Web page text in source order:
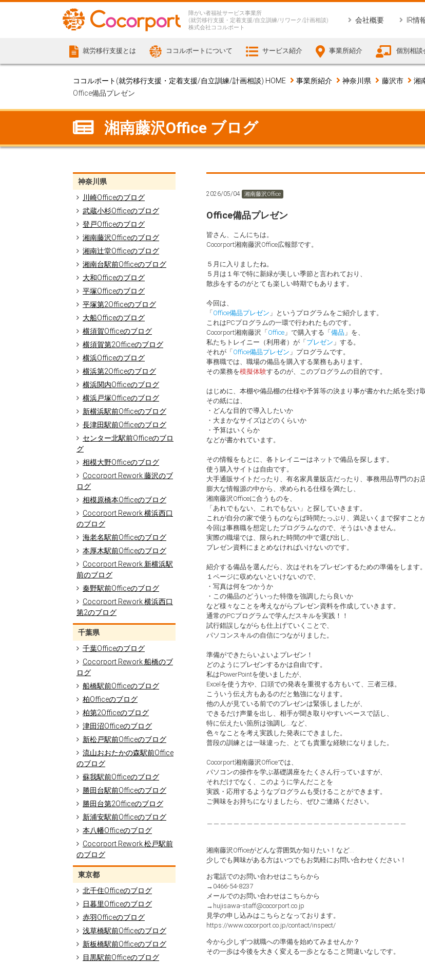
障がい者福祉サービス事業所
(就労移行支援・定着支援/自立訓練/リワーク/計画相談)
株式会社ココルポート
会社概要 IR情
就労移行支援とは ココルポートについて サービス紹介 事業所紹介 個別相談
ココルポート(就労移行支援・定着支援/自立訓練/計画相談) HOME 事業所紹介 神奈川県 藤沢市 湘
Office備品プレゼン
湘南藤沢Office ブログ
神奈川県
川崎Officeのブログ
武蔵小杉Officeのブログ
登戸Officeのブログ
湘南藤沢Officeのブログ
湘南辻堂Officeのブログ
湘南台駅前Officeのブログ
大和Officeのブログ
平塚Officeのブログ
平塚第2Officeのブログ
大船Officeのブログ
横須賀Officeのブログ
横須賀第2Officeのブログ
横浜Officeのブログ
横浜第2Officeのブログ
横浜関内Officeのブログ
横浜戸塚Officeのブログ
新横浜駅前Officeのブログ
長津田駅前Officeのブログ
センター北駅前Officeのブロ
グ
相模大野Officeのブログ
Cocorport Rework 藤沢のブ
ログ
相模原橋本Officeのブログ
Cocorport Rework 横浜西口
のブログ
海老名駅前Officeのブログ
本厚木駅前Officeのブログ
Cocorport Rework 新横浜駅
前のブログ
秦野駅前Officeのブログ
Cocorport Rework 横浜西口
第2のブログ
千葉県
千葉Officeのブログ
Cocorport Rework 船橋のブ
ログ
船橋駅前Officeのブログ
柏Officeのブログ
柏第2Officeのブログ
津田沼Officeのブログ
新松戸駅前Officeのブログ
流山おおたかの森駅前Office
のブログ
蘇我駅前Officeのブログ
勝田台駅前Officeのブログ
勝田台第2Officeのブログ
新浦安駅前Officeのブログ
本八幡Officeのブログ
Cocorport Rework 松戸駅前
のブログ
東京都
北千住Officeのブログ
日暮里Officeのブログ
赤羽Officeのブログ
浅草橋駅前Officeのブログ
新板橋駅前Officeのブログ
目黒駅前Officeのブログ
2026/05/04 湘南藤沢Office
Office備品プレゼン
皆さん、こんにちは。
Cocorport湘南藤沢Office広報部です。
５月に入りましたね。
５月は１年で特に新緑が美しい季節と言われており、
散歩をするのがとても楽しい時期でもあります。
今回は、
「 Office備品プレゼン 」というプログラムをご紹介します。
これはPCプログラムの一環で行われたものです。
Cocorport湘南藤沢「 Office 」で購入する「 備品 」を、
私たちトレイニー（利用者）が「 プレゼン 」する。
それが「 Office備品プレゼン 」プログラムです。
事務職では、職場の備品を購入する業務もあります。
その業務を模擬体験するのが、このプログラムの目的です。
はじめに、本棚や備品棚の仕様や予算等の決まり事が書かれた紙を受け取
その紙には、
・どんな目的で導入したいか
・大まかなサイズはどのくらいか
・予算はいくらか
などが書かれています。
その情報をもとに、各トレイニーはネットで備品を探します。
使う購入サイトは自由です。
大手通販サイトだったり、有名家具量販店だったり、事務用品専門のお
膨大な情報源の中から、求められる仕様を満たし、
湘南藤沢Officeに合うものを、
「あれでもない、これでもない」と探していきます。
これが自分の家で使うものならば時間たっぷり、満足いくまで探すこと
今回は事務職を想定したプログラムなので、そうはいきません。
実際の職場では、限られた時間の中で選び出し、
プレゼン資料にまとめなければいけないのです。
紹介する備品を選んだら、次はそれをプレゼンするための準備をします。
１ページに収めないといけないので、
・写真は何をつかうか
・この備品のどういった特徴を強調したら良いか
など様々なことを考えながらプレゼン資料を作成していきます。
通常のPCプログラムで学んだスキルを実践！！
試行錯誤しながらも仕上げていくことで、
パソコンスキルの自信につながりました。
準備ができたらいよいよプレゼン！
どのようにプレゼンするかは自由です。
私はPowerPointを使いましたが、
Excelを使う方や、口頭での発表を重視する方もいて、三者三様。
こういう伝え方もあるのだと勉強になります。
他の人が見ている前でのプレゼンは緊張しましたが、
できるだけ声量を出し、相手が聞き取りやすいペースで話し、
特に伝えたい箇所は強調し…など、
色々なことを考え実践した発表にできました。
普段の訓練とは一味違った、とても貴重な経験になりました。
Cocorport湘南藤沢Officeでは、
パソコンの操作を学ぶ基礎講座をたくさん行っていますが、
それだけでなく、このように学んだことを
実践・応用するようなプログラムも受けることができます。
ご興味をお持ちになりましたら、ぜひご連絡ください。
湘南藤沢Officeがどんな雰囲気か知りたい！など…
少しでも興味がある方はいつでもお気軽にお問い合わせください！
お電話でのお問い合わせはこちらから
→0466-54-8237
メールでのお問い合わせはこちらから
→hujisawa-staff@cocorport.co.jp
見学の申し込みはこちらとなっております。
https://www.cocorport.co.jp/contact/inspect/
今から少しずつ就職への準備を始めてみませんか？
その一歩は今後を大きく変える一歩となること間違いなしです。